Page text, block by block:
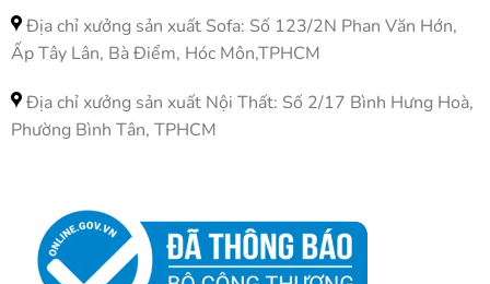
Địa chỉ xưởng sản xuất Sofa: Số 123/2N Phan Văn Hớn,
Ấp Tây Lân, Bà Điểm, Hóc Môn,TPHCM
Địa chỉ xưởng sản xuất Nội Thất: Số 2/17 Bình Hưng Hoà,
Phường Bình Tân, TPHCM